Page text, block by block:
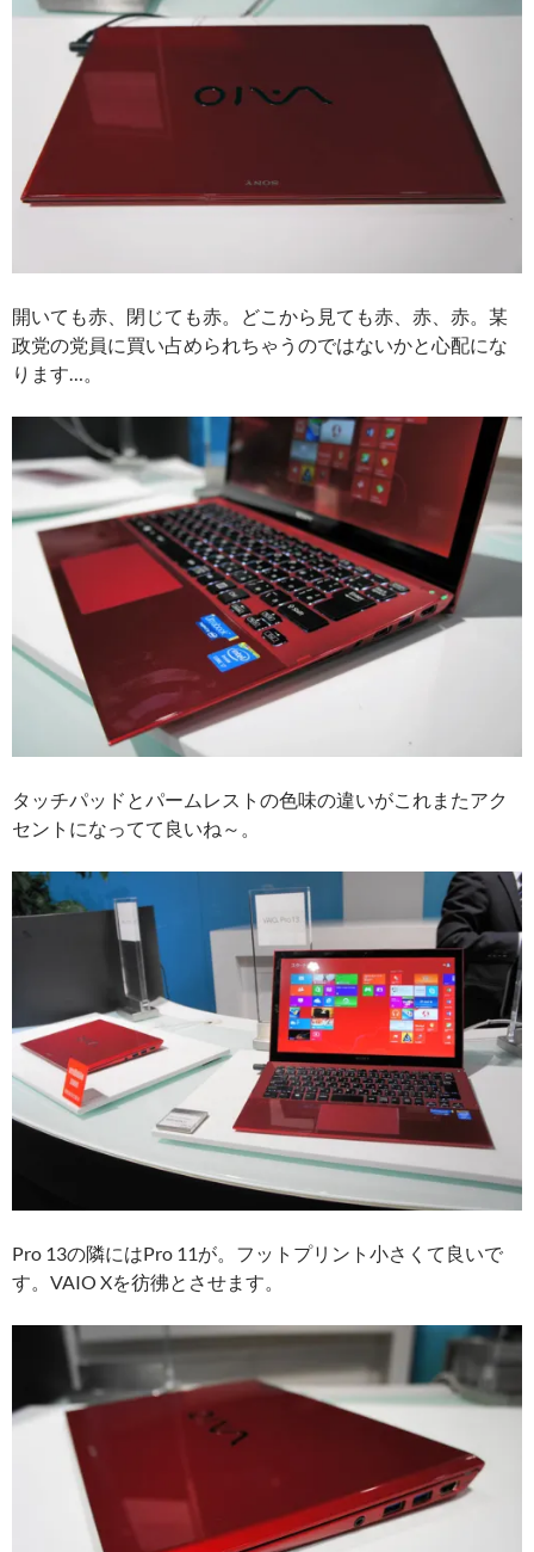
開いても赤、閉じても赤。どこから見ても赤、赤、赤。某
政党の党員に買い占められちゃうのではないかと心配にな
ります…。
タッチパッドとパームレストの色味の違いがこれまたアク
セントになってて良いね～。
Pro 13の隣にはPro 11が。フットプリント小さくて良いで
す。VAIO Xを彷彿とさせます。